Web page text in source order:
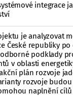
integrace
je analyzovat
České republiky
podklady
v oblasti
plán rozvoje
rozvoje
naplnění